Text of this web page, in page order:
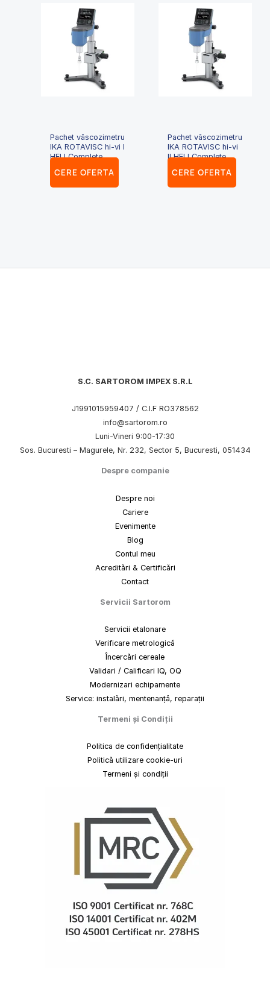
Pachet vâscozimetru
IKA ROTAVISC hi-vi I
HELI Complete
CERE OFERTA
Pachet vâscozimetru
IKA ROTAVISC hi-vi
II HELI Complete
CERE OFERTA
S.C. SARTOROM IMPEX S.R.L
J1991015959407 / C.I.F RO378562
info@sartorom.ro
Luni-Vineri 9:00-17:30
Sos. Bucuresti – Magurele, Nr. 232, Sector 5, Bucuresti, 051434
Despre companie
Despre noi
Cariere
Evenimente
Blog
Contul meu
Acreditări & Certificări
Contact
Servicii Sartorom
Servicii etalonare
Verificare metrologică
Încercări cereale
Validari / Calificari IQ, OQ
Modernizari echipamente
Service: instalări, mentenanță, reparații
Termeni și Condiții
Politica de confidențialitate
Politică utilizare cookie-uri
Termeni și condiții